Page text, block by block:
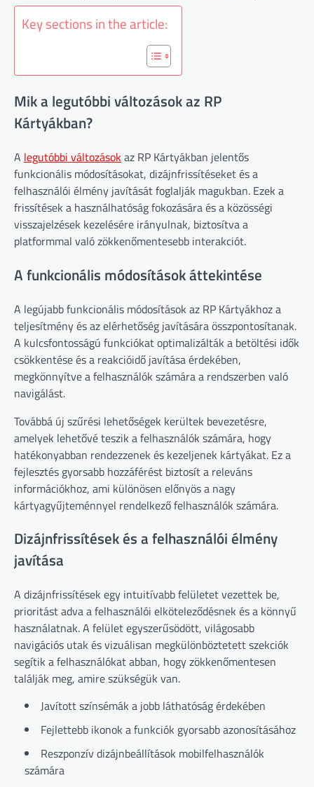
Key sections in the article:
Mik a legutóbbi változások az RP
Kártyákban?
A legutóbbi változásokaz RP Kártyákban jelentős
funkcionális módosításokat, dizájnfrissítéseket és a
felhasználói élmény javítását foglalják magukban. Ezek a
frissítések a használhatóság fokozására és a közösségi
visszajelzések kezelésére irányulnak, biztosítva a
platformmal való zökkenőmentesebb interakciót.
A funkcionális módosítások áttekintése
A legújabb funkcionális módosítások az RP Kártyákhoz a
teljesítmény és az elérhetőség javítására összpontosítanak.
A kulcsfontosságú funkciókat optimalizálták a betöltési idők
csökkentése és a reakcióidő javítása érdekében,
megkönnyítve a felhasználók számára a rendszerben való
navigálást.
Továbbá új szűrési lehetőségek kerültek bevezetésre,
amelyek lehetővé teszik a felhasználók számára, hogy
hatékonyabban rendezzenek és kezeljenek kártyákat. Ez a
fejlesztés gyorsabb hozzáférést biztosít a releváns
információkhoz, ami különösen előnyös a nagy
kártyagyűjteménnyel rendelkező felhasználók számára.
Dizájnfrissítések és a felhasználói élmény
javítása
A dizájnfrissítések egy intuitívabb felületet vezettek be,
prioritást adva a felhasználói elköteleződésnek és a könnyű
használatnak. A felület egyszerűsödött, világosabb
navigációs utak és vizuálisan megkülönböztetett szekciók
segítik a felhasználókat abban, hogy zökkenőmentesen
találják meg, amire szükségük van.
Javított színsémák a jobb láthatóság érdekében
Fejlettebb ikonok a funkciók gyorsabb azonosításához
Reszponzív dizájnbeállítások mobilfelhasználók
számára